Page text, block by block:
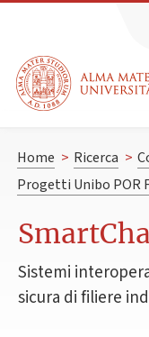
Home > Ricerca >
Progetti Unibo POR
Sistemi
sicura di filiere